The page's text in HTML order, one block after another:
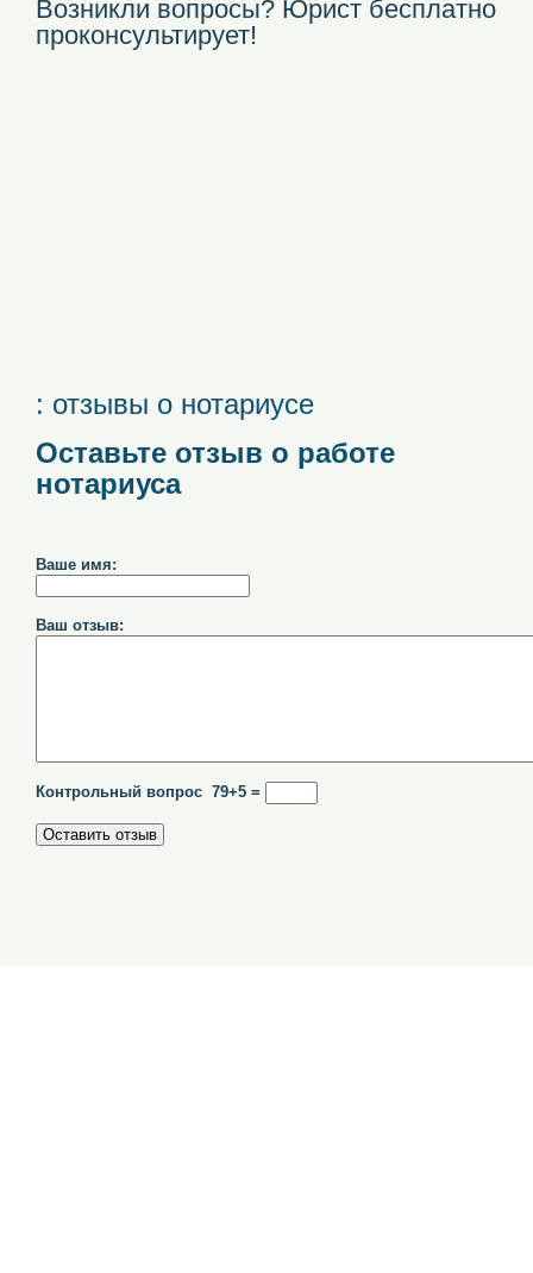
Возникли вопросы? Юрист бесплатно
проконсультирует!
: отзывы о нотариусе
Оставьте отзыв о работе
нотариуса
Ваше имя:
Ваш отзыв:
Контрольный вопрос 79+5 =